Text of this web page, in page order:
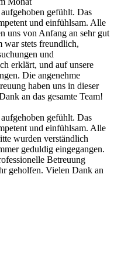
gefühlt. Das
und einfühlsam. Alle
uns von Anfang an sehr gut
war stets freundlich,
und
erklärt, und auf unsere
Die angenehme
haben uns in dieser
an das gesamte Team!
gefühlt. Das
und einfühlsam. Alle
wurden verständlich
geduldig eingegangen.
Betreuung
geholfen. Vielen Dank an